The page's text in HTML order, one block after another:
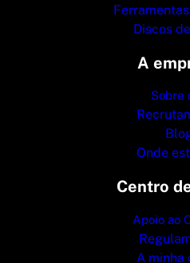
Discos
A
Sobre
Onde
Centro
Apoio ao
A minha